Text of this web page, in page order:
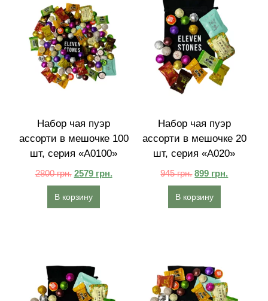
Набор чая пуэр
ассорти в мешочке 100
шт, серия «A0100»
2800грн. 2579 грн.
В корзину
Набор чая пуэр
ассорти в мешочке 20
шт, серия «A020»
945грн. 899 грн.
В корзину